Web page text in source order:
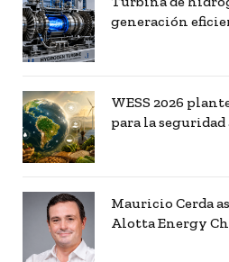
generación
WESS 2026
para la
Mauricio Cerda
Alotta Energy